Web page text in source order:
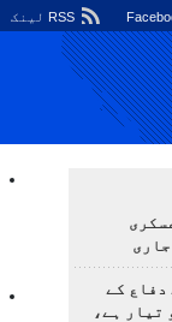
دفاع کے
تیار ہے،